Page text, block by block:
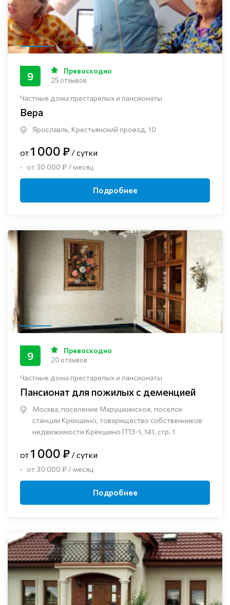
Частные дома престарелых и пансионаты
Вера
Ярославль, Крестьянский проезд, 10
9 Превосходно
25 отзывов
от1 000 ₽ / сутки
от 30 000 ₽ / месяц
Подробнее
Частные дома престарелых и пансионаты
Пансионат для пожилых с деменцией
Москва, поселение Марушкинское, посёлок
станции Крёкшино, товарищество собственников
недвижимости Крёкшино ГПЗ-1, 141, стр. 1
9 Превосходно
20 отзывов
от1 000 ₽ / сутки
от 30 000 ₽ / месяц
Подробнее